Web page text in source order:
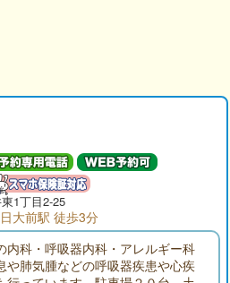
1丁目2-25
大前駅 徒歩3分
内科・呼吸器内科・アレルギー科
や肺気腫などの呼吸器疾患や心疾